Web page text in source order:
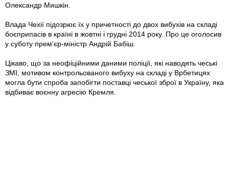
Олександр Мишкін.
Влада Чехії підозрює їх у причетності до двох вибухів на складі
боєприпасів в країні в жовтні і грудні 2014 року. Про це оголосив
у суботу прем'єр-міністр Андрій Бабіш.
Цікаво, що за неофіційними даними поліції, які наводять чеські
ЗМІ, мотивом контрольованого вибуху на складі у Врбетицях
могла бути спроба запобігти поставці чеської зброї в Україну, яка
відбиває воєнну агресію Кремля.